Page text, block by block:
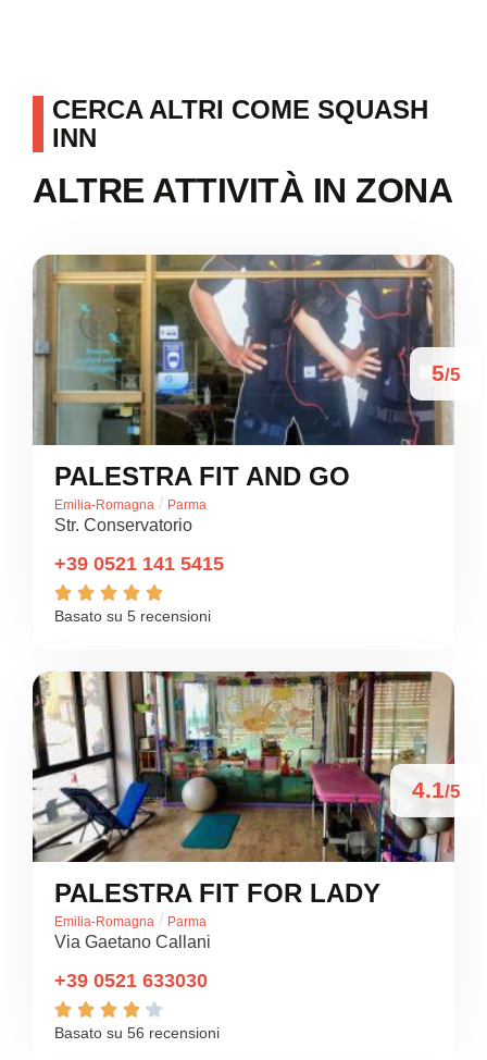
CERCA ALTRI COME SQUASH
INN
ALTRE ATTIVITÀ IN ZONA
5/5
PALESTRA FIT AND GO
Emilia-Romagna / Parma
Str. Conservatorio
+39 0521 141 5415
    
Basato su 5 recensioni
4.1/5
PALESTRA FIT FOR LADY
Emilia-Romagna / Parma
Via Gaetano Callani
+39 0521 633030
    
Basato su 56 recensioni